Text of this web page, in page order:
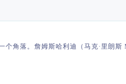
角落。詹姆斯哈利迪（马克·里朗斯